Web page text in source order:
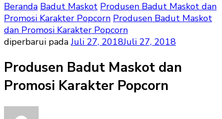
Beranda Badut Maskot Produsen Badut Maskot dan
Promosi Karakter Popcorn Produsen Badut Maskot
dan Promosi Karakter Popcorn
diperbarui padaJuli 27, 2018Juli 27, 2018
Produsen Badut Maskot dan
Promosi Karakter Popcorn